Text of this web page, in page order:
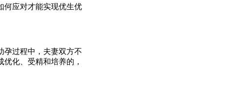
应对才能实现优生优
过程中，夫妻双方不
化、受精和培养的，